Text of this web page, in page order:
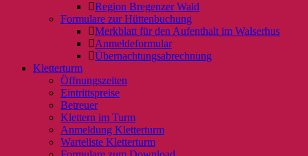
Region Bregenzer Wald
Formulare zur Hüttenbuchung
Merkblatt für den Aufenthalt im Walserhus
Anmeldeformular
Übernachtungsabrechnung
Kletterturm
Öffnungszeiten
Eintrittspreise
Betreuer
Klettern im Turm
Anmeldung Kletterturm
Warteliste Kletterturm